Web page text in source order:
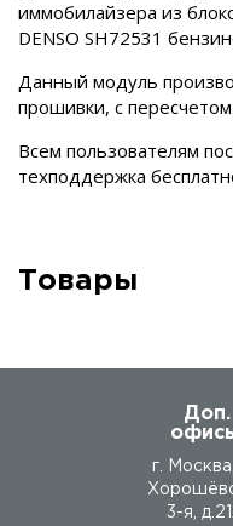
иммобилайзера из
DENSO SH72531
Данный модуль
прошивки, c
Всем пользователям
техподдержка
Товары
Доп.
г.
3-я,